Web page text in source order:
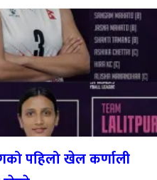
पहिलो खेल कर्णाली